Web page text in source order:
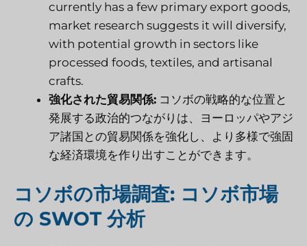
currently has a few primary export goods,
market research suggests it will diversify,
with potential growth in sectors like
processed foods, textiles, and artisanal
crafts.
強化された貿易関係: コソボの戦略的な位置と
発展する政治的つながりは、ヨーロッパやアジ
ア諸国との貿易関係を強化し、より多様で強固
な経済環境を作り出すことができます。
コソボの市場調査: コソボ市場
の SWOT 分析